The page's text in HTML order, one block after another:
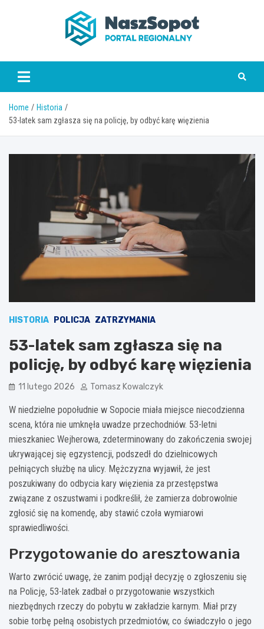
www.naszsopot.pl
Home
Historia
53-latek sam zgłasza się na policję, by odbyć karę więzienia
HISTORIA POLICJA ZATRZYMANIA
53-latek sam zgłasza się na
policję, by odbyć karę więzienia
11 lutego 2026 Tomasz Kowalczyk
W niedzielne popołudnie w Sopocie miała miejsce niecodzienna
scena, która nie umknęła uwadze przechodniów. 53-letni
mieszkaniec Wejherowa, zdeterminowany do zakończenia swojej
ukrywającej się egzystencji, podszedł do dzielnicowych
pełniących służbę na ulicy. Mężczyzna wyjawił, że jest
poszukiwany do odbycia kary więzienia za przestępstwa
związane z oszustwami i podkreślił, że zamierza dobrowolnie
zgłosić się na komendę, aby stawić czoła wymiarowi
sprawiedliwości.
Przygotowanie do aresztowania
Warto zwrócić uwagę, że zanim podjął decyzję o zgłoszeniu się
na Policję, 53-latek zadbał o przygotowanie wszystkich
niezbędnych rzeczy do pobytu w zakładzie karnym. Miał przy
sobie torbę pełną osobistych przedmiotów, co świadczyło o jego